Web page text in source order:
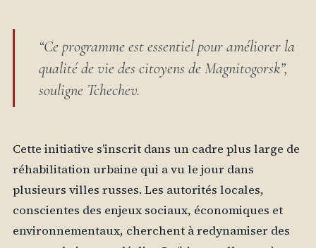
“Ce programme est essentiel pour améliorer la
qualité de vie des citoyens de Magnitogorsk”,
souligne Tchechev.
Cette initiative s’inscrit dans un cadre plus large de
réhabilitation urbaine qui a vu le jour dans
plusieurs villes russes. Les autorités locales,
conscientes des enjeux sociaux, économiques et
environnementaux, cherchent à redynamiser des